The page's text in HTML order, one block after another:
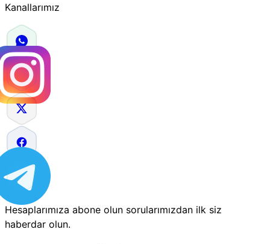
Kanallarımız
Hesaplarımıza abone olun sorularımızdan ilk siz
haberdar olun.